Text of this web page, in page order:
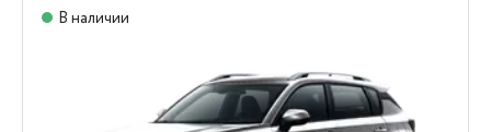
В наличии